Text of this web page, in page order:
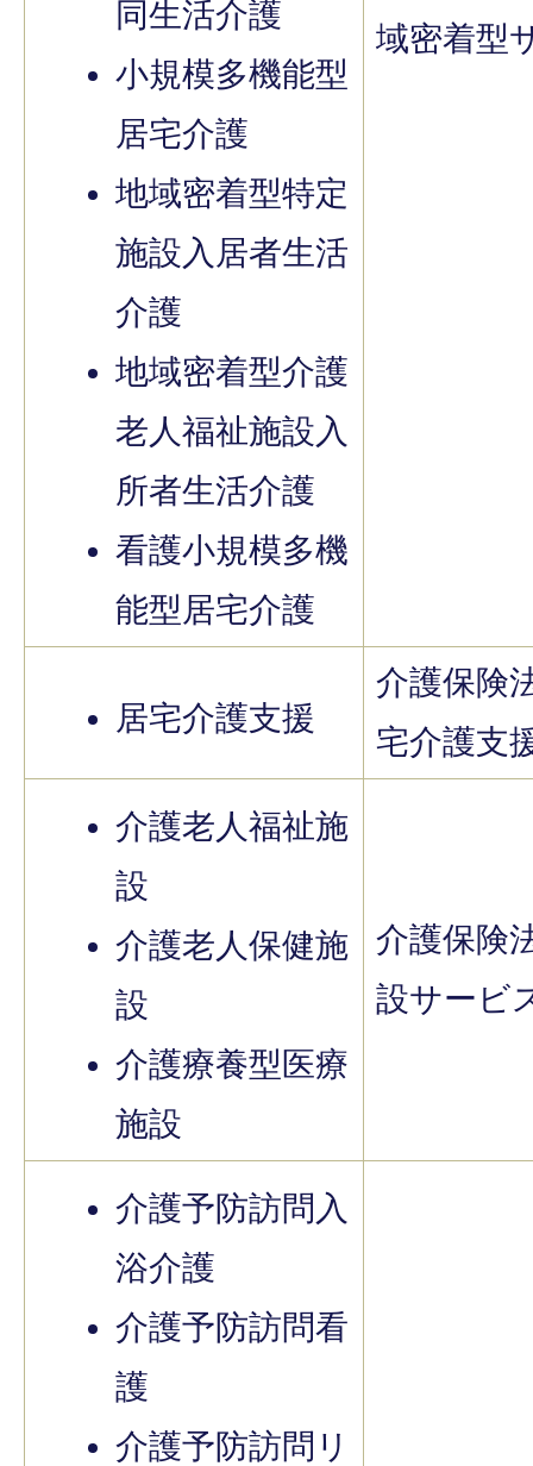
同生活介護
小規模多機能型
居宅介護
地域密着型特定
施設入居者生活
介護
地域密着型介護
老人福祉施設入
所者生活介護
看護小規模多機
能型居宅介護
域密着型
居宅介護支援
介護保険
宅介護支
介護老人福祉施
設
介護老人保健施
設
介護療養型医療
施設
介護保険
設サービ
介護予防訪問入
浴介護
介護予防訪問看
護
介護予防訪問リ